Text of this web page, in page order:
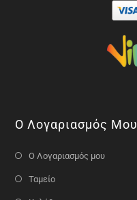
Ο Λογαριασμός Μου
Ο Λογαριασμός μου
Ταμείο